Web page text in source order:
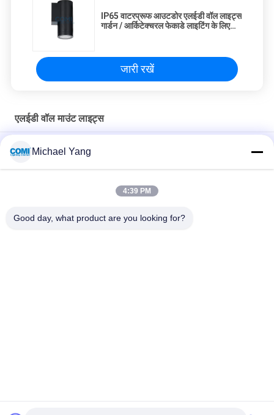
IP65 वाटरप्रूफ आउटडोर एलईडी वॉल लाइट्स
गार्डन / आर्किटेक्चरल फेकाडे लाइटिंग के लिए
जारी रखें
एलईडी वॉल माउंट लाइट्स
लाइटिंगMichael Yang
4:39 PM
Good day, what product are you looking for?